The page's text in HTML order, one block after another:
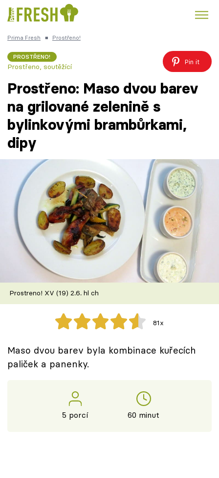
Česká kuchyně
Témata
Články
TV Program
Škola vaření
Recepty z TV
Speciál: Cuketa
Těhotnej kuchař
Sledujte prima+
Přihlášení
Prima Fresh ■ Prostřeno!
PROSTŘENO!
Prostřeno, soutěžící
Pin it
Prostřeno: Maso dvou barev
na grilované zelenině s
bylinkovými brambůrkami,
dipy
Prostreno! XV (19) 2.6. hl ch
81x
Maso dvou barev byla kombinace kuřecích
paliček a panenky.
5 porcí 60 minut